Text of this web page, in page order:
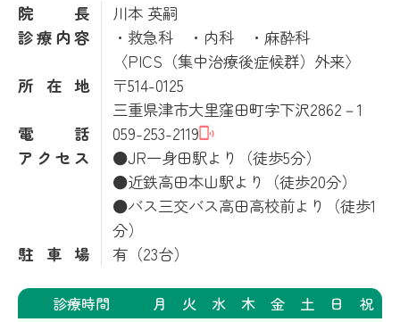
院長
川本 英嗣
診療内容
・救急科 ・内科 ・麻酔科
〈PICS（集中治療後症候群）外来〉
所在地
〒514-0125
三重県津市大里窪田町字下沢2862－1
電話
059-253-2119
アクセス
●JR一身田駅より（徒歩5分）
●近鉄高田本山駅より（徒歩20分）
●バス三交バス高田高校前より（徒歩1
分）
駐車場
有（23台）